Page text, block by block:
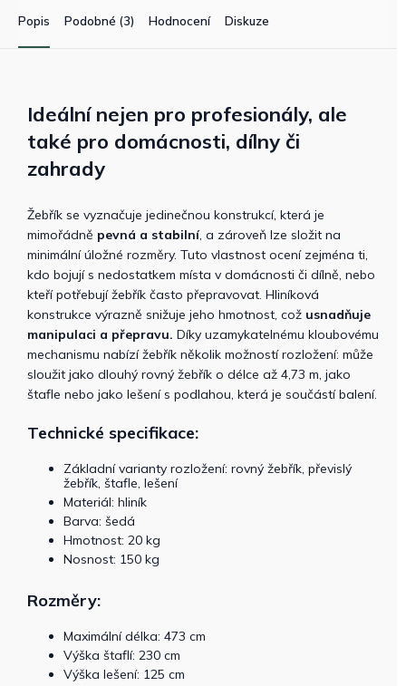
Popis Podobné (3) Hodnocení Diskuze
Ideální nejen pro profesionály, ale
také pro domácnosti, dílny či
zahrady
Žebřík se vyznačuje jedinečnou konstrukcí, která je
mimořádně pevná a stabilní, a zároveň lze složit na
minimální úložné rozměry. Tuto vlastnost ocení zejména ti,
kdo bojují s nedostatkem místa v domácnosti či dílně, nebo
kteří potřebují žebřík často přepravovat. Hliníková
konstrukce výrazně snižuje jeho hmotnost, což usnadňuje
manipulaci a přepravu. Díky uzamykatelnému kloubovému
mechanismu nabízí žebřík několik možností rozložení: může
sloužit jako dlouhý rovný žebřík o délce až 4,73 m, jako
štafle nebo jako lešení s podlahou, která je součástí balení.
Technické specifikace:
Základní varianty rozložení: rovný žebřík, převislý
žebřík, štafle, lešení
Materiál: hliník
Barva: šedá
Hmotnost: 20 kg
Nosnost: 150 kg
Rozměry:
Maximální délka: 473 cm
Výška štaflí: 230 cm
Výška lešení: 125 cm